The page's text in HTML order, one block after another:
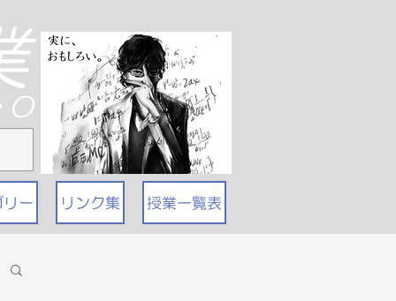
O
ー リンク集 授業一覧表